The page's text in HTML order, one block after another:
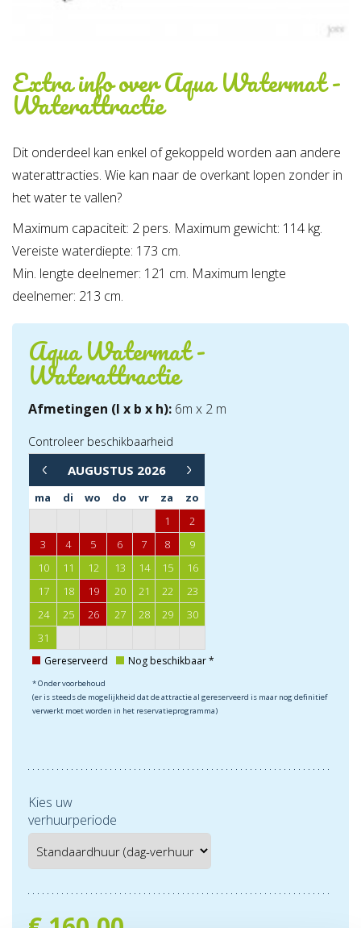
Extra info overAqua Watermat -
Waterattractie
Dit onderdeel kan enkel of gekoppeld worden aan andere
waterattracties. Wie kan naar de overkant lopen zonder in
het water te vallen?
Maximum capaciteit: 2 pers. Maximum gewicht: 114 kg.
Vereiste waterdiepte: 173 cm.
Min. lengte deelnemer: 121 cm. Maximum lengte
deelnemer: 213 cm.
Aqua Watermat -
Waterattractie
Afmetingen (l x b x h): 6m x 2 m
Controleer beschikbaarheid
AUGUSTUS 2026
ma di wo do vr za
zo
1
2
3
4 5 6 7 8
9
10
11 12 13 14 15
16
17
18 19 20 21 22
23
24
25 26 27 28 29
30
31
Gereserveerd Nog beschikbaar *
* Onder voorbehoud
(er is steeds de mogelijkheid dat de attractie al gereserveerd is maar nog definitief
verwerkt moet worden in het reservatieprogramma)
Kies uw
verhuurperiode